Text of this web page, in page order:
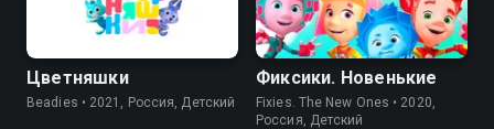
Цветняшки
Beadies • 2021, Россия, Детский
Фиксики. Новенькие
Fixies. The New Ones • 2020,
Россия, Детский